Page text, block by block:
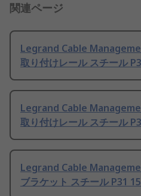
関連ページ
Legrand Cable
取り付けレール スチール
Legrand Cable
取り付けレール スチール
Legrand Cable
ブラケット スチール P31